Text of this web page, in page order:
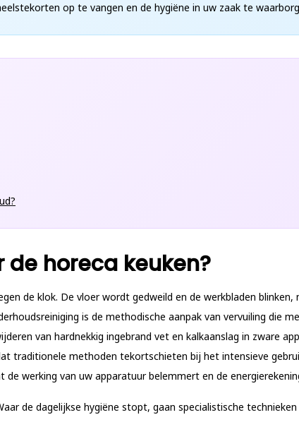
op te vangen en de hygiëne in uw zaak te
horeca keuken?
de klok. De vloer wordt gedweild en de werkbladen blinken,
is de methodische aanpak van vervuiling die
van hardnekkig ingebrand vet en kalkaanslag in zware
traditionele methoden tekortschieten bij het intensieve
werking van uw apparatuur belemmert en de
de dagelijkse hygiëne stopt, gaan specialistische